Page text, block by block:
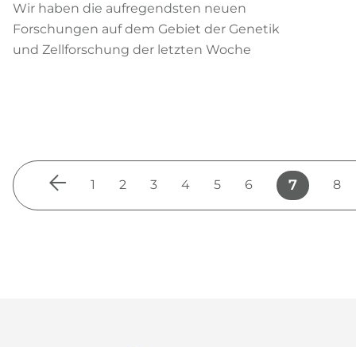
Wir haben die aufregendsten neuen
Forschungen auf dem Gebiet der Genetik
und Zellforschung der letzten Woche
1 2 3 4 5 6 7 8